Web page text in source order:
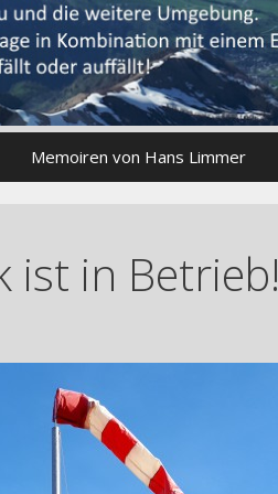
Memoiren von Hans Limmer
ist in Betrieb!